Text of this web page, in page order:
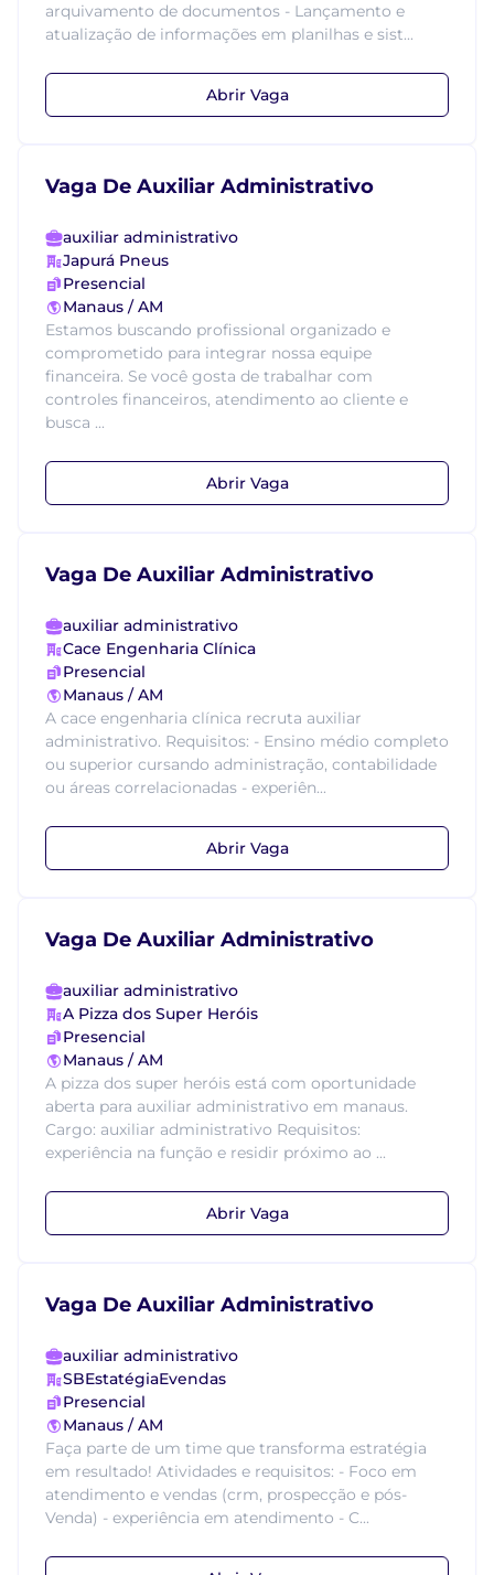
arquivamento de documentos - Lançamento e
atualização de informações em planilhas e sist...
Abrir Vaga
Vaga De Auxiliar Administrativo
auxiliar administrativo
Japurá Pneus
Presencial
Manaus / AM
Estamos buscando profissional organizado e
comprometido para integrar nossa equipe
financeira. Se você gosta de trabalhar com
controles financeiros, atendimento ao cliente e
busca ...
Abrir Vaga
Vaga De Auxiliar Administrativo
auxiliar administrativo
Cace Engenharia Clínica
Presencial
Manaus / AM
A cace engenharia clínica recruta auxiliar
administrativo. Requisitos: - Ensino médio completo
ou superior cursando administração, contabilidade
ou áreas correlacionadas - experiên...
Abrir Vaga
Vaga De Auxiliar Administrativo
auxiliar administrativo
A Pizza dos Super Heróis
Presencial
Manaus / AM
A pizza dos super heróis está com oportunidade
aberta para auxiliar administrativo em manaus.
Cargo: auxiliar administrativo Requisitos:
experiência na função e residir próximo ao ...
Abrir Vaga
Vaga De Auxiliar Administrativo
auxiliar administrativo
SBEstatégiaEvendas
Presencial
Manaus / AM
Faça parte de um time que transforma estratégia
em resultado! Atividades e requisitos: - Foco em
atendimento e vendas (crm, prospecção e pós-
Venda) - experiência em atendimento - C...